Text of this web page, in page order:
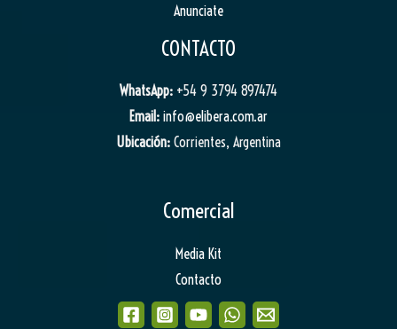
Anunciate
CONTACTO
WhatsApp: +54 9 3794 897474
Email: info@elibera.com.ar
Ubicación: Corrientes, Argentina
Comercial
Media Kit
Contacto